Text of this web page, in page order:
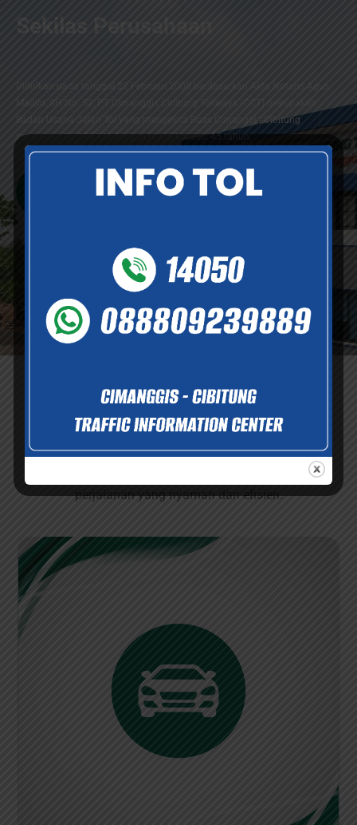
Sekilas Perusahaan
Didirikan pada tanggal 22 Februari 2008 berdasarkan Akta Notaris Agus
Madjid, SH No. 52, PT Cimanggis Cibitung Tollways (CCT) merupakan
Badan Usaha Jalan Tol yang mengelola Ruas Cimanggis-Cibitung
sepanjang 26.184 KM dengan masa konsesi 45 tahun.
Selengkapnya
Informasi dan Layanan
Informasi dan dukungan layanan yang tersedia demi
perjalanan yang nyaman dan efisien.